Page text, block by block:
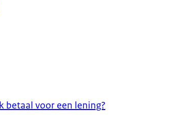
betaal voor een lening?